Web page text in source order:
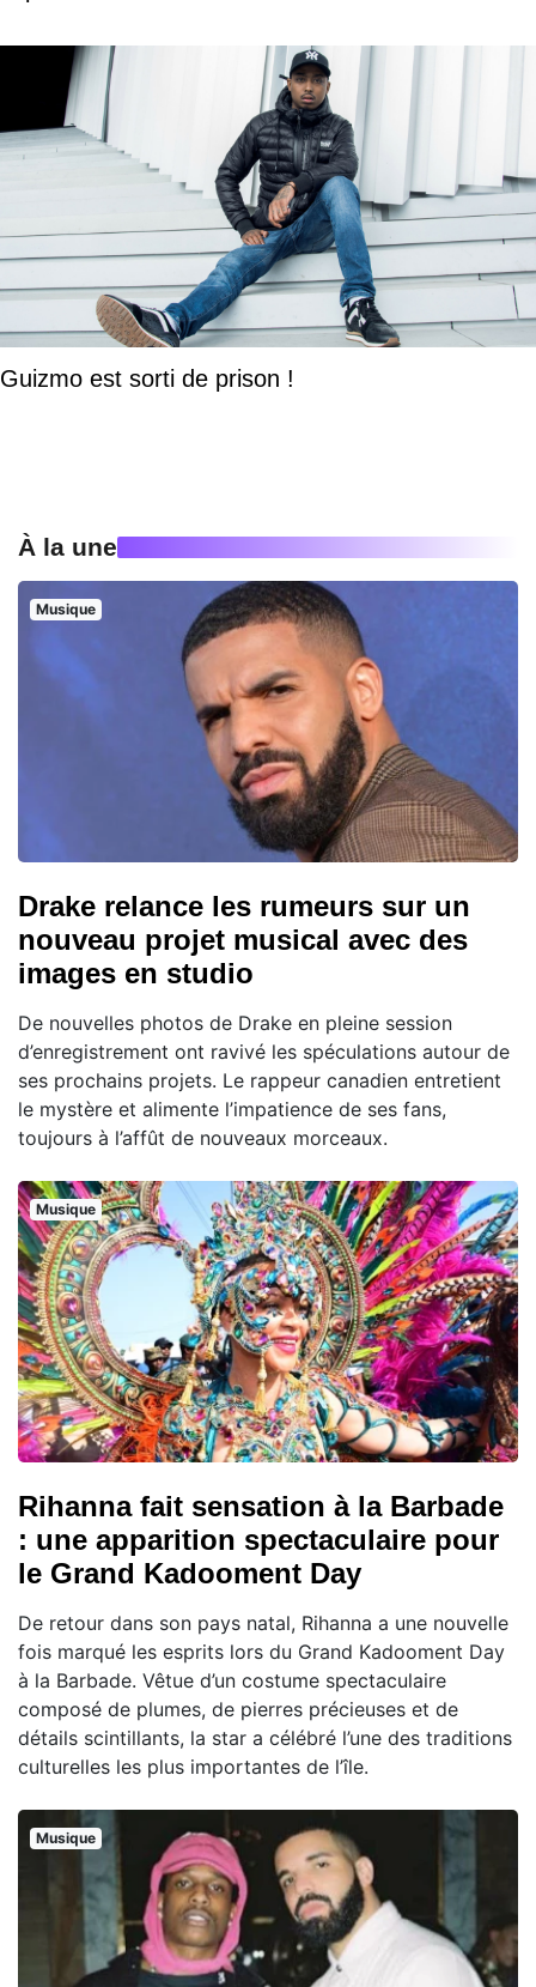
Guizmo est sorti de prison !
À la une
Musique
Drake relance les rumeurs sur un
nouveau projet musical avec des
images en studio
De nouvelles photos de Drake en pleine session
d’enregistrement ont ravivé les spéculations autour de
ses prochains projets. Le rappeur canadien entretient
le mystère et alimente l’impatience de ses fans,
toujours à l’affût de nouveaux morceaux.
Musique
Rihanna fait sensation à la Barbade
: une apparition spectaculaire pour
le Grand Kadooment Day
De retour dans son pays natal, Rihanna a une nouvelle
fois marqué les esprits lors du Grand Kadooment Day
à la Barbade. Vêtue d’un costume spectaculaire
composé de plumes, de pierres précieuses et de
détails scintillants, la star a célébré l’une des traditions
culturelles les plus importantes de l’île.
Musique